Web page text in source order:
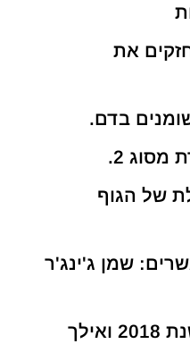
את
2.
של הגוף
שמן ג'ינג'ר
מחקרים חדשניים משנת 2018 ואילך